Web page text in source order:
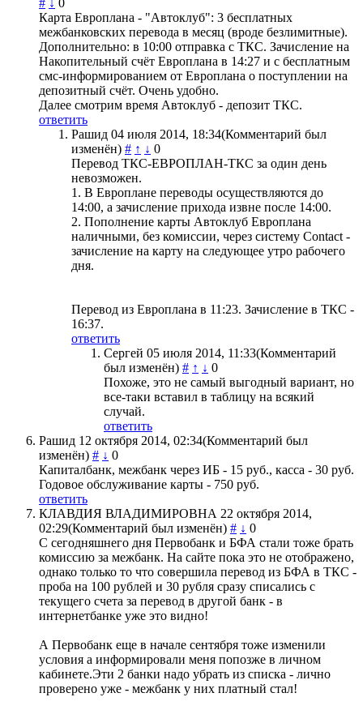
# ↓ 0
Карта Европлана - "Автоклуб": 3 бесплатных
межбанковских перевода в месяц (вроде безлимитные).
Дополнительно: в 10:00 отправка с ТКС. Зачисление на
Накопительный счёт Европлана в 14:27 и с бесплатным
смс-информированием от Европлана о поступлении на
депозитный счёт. Очень удобно.
Далее смотрим время Автоклуб - депозит ТКС.
ответить
Рашид 04 июля 2014, 18:34(Комментарий был
изменён) # ↑ ↓ 0
Перевод ТКС-ЕВРОПЛАН-ТКС за один день
невозможен.
1. В Европлане переводы осуществляются до
14:00, а зачисление прихода извне после 14:00.
2. Пополнение карты Автоклуб Европлана
наличными, без комиссии, через систему Contact -
зачисление на карту на следующее утро рабочего
дня.
Перевод из Европлана в 11:23. Зачисление в ТКС -
16:37.
ответить
Сергей 05 июля 2014, 11:33(Комментарий
был изменён) # ↑ ↓ 0
Похоже, это не самый выгодный вариант, но
все-таки вставил в таблицу на всякий
случай.
ответить
Рашид 12 октября 2014, 02:34(Комментарий был
изменён) # ↓ 0
Капиталбанк, межбанк через ИБ - 15 руб., касса - 30 руб.
Годовое обслуживание карты - 750 руб.
ответить
КЛАВДИЯ ВЛАДИМИРОВНА 22 октября 2014,
02:29(Комментарий был изменён) # ↓ 0
С сегодняшнего дня Первобанк и БФА стали тоже брать
комиссию за межбанк. На сайте пока это не отображено,
однако только то что совершила перевод из БФА в ТКС -
проба на 100 рублей и 30 рубля сразу списались с
текущего счета за перевод в другой банк - в
интернетбанке уже это видно!
А Первобанк еще в начале сентября тоже изменили
условия а информировали меня попозже в личном
кабинете.Эти 2 банки надо убрать из списка - лично
проверено уже - межбанк у них платный стал!